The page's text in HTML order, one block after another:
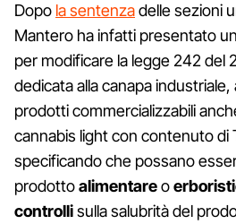
Dopo la sentenzadelle sezioni
Mantero ha infatti presentato
per modificare la legge 242 del
dedicata alla canapa
prodotti commercializzabili
cannabis light con contenuto di
specificando che possano
prodottoalimentareo
controllisulla salubrità del